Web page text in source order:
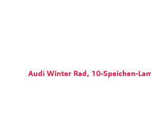
Audi Winter Rad, 10-Speichen-